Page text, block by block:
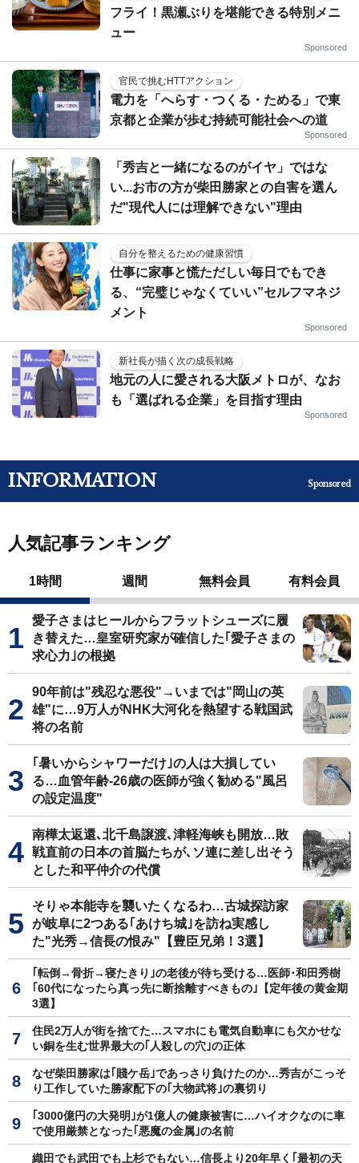
フライ！黒瀬ぶりを堪能できる特別メニ
ュー
Sponsored
官民で挑むHTTアクション
電力を「へらす・つくる・ためる」で東
京都と企業が歩む持続可能社会への道
Sponsored
「秀吉と一緒になるのがイヤ」ではな
い...お市の方が柴田勝家との自害を選ん
だ"現代人には理解できない"理由
自分を整えるための健康習慣
仕事に家事と慌ただしい毎日でもでき
る、“完璧じゃなくていい”セルフマネジ
メント
Sponsored
新社長が描く次の成長戦略
地元の人に愛される大阪メトロが、なお
も「選ばれる企業」を目指す理由
Sponsored
INFORMATION Sponsored
人気記事ランキング
1時間 週間 無料会員 有料会員
愛子さまはヒールからフラットシューズに履
き替えた…皇室研究家が確信した｢愛子さまの
求心力｣の根拠
90年前は"残忍な悪役"→いまでは"岡山の英
雄"に…9万人がNHK大河化を熱望する戦国武
将の名前
｢暑いからシャワーだけ｣の人は大損してい
る…血管年齢-26歳の医師が強く勧める"風呂
の設定温度"
南樺太返還､北千島譲渡､津軽海峡も開放…敗
戦直前の日本の首脳たちが､ソ連に差し出そう
とした和平仲介の代償
そりゃ本能寺を襲いたくなるわ…古城探訪家
が岐阜に2つある｢あけち城｣を訪ね実感し
た"光秀→信長の恨み"【豊臣兄弟！3選】
｢転倒→骨折→寝たきり｣の老後が待ち受ける…医師･和田秀樹
｢60代になったら真っ先に断捨離すべきもの｣【定年後の黄金期
3選】
住民2万人が街を捨てた…スマホにも電気自動車にも欠かせな
い銅を生む世界最大の｢人殺しの穴｣の正体
なぜ柴田勝家は｢賤ケ岳｣であっさり負けたのか…秀吉がこっそ
り工作していた勝家配下の｢大物武将｣の裏切り
｢3000億円の大発明｣が1億人の健康被害に…ハイオクなのに車
で使用厳禁となった｢悪魔の金属｣の名前
織田でも武田でも上杉でもない…信長より20年早く｢最初の天